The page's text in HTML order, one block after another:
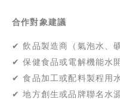
合作對象建議
✔ 飲品製造商（氣泡水、
✔ 保健食品或電解機能水
✔ 食品加工或配料製程用
✔ 地方創生或品牌聯名水